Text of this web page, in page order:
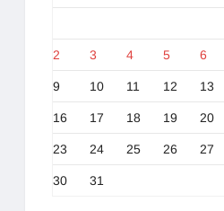
2 3 4 5 6
9 10 11 12 13
16 17 18 19 20
23 24 25 26 27
30 31